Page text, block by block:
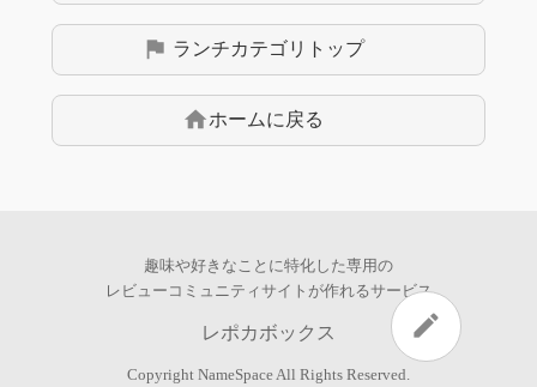
edit
flag ランチカテゴリトップ
homeホームに戻る
趣味や好きなことに特化した専用の
レビューコミュニティサイトが作れるサービス
レポカボックス
Copyright NameSpaceAll Rights Reserved.